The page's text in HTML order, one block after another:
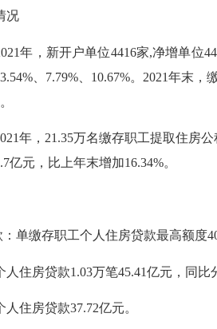
况
，新开户单位4416家,净增单位
、7.79%、10.67%。2021年末
，21.35万名缴存职工提取住房公
亿元，比上年末增加16.34%。
缴存职工个人住房贷款最高额度
房贷款1.03万笔45.41亿元，同比
住房贷款37.72亿元。